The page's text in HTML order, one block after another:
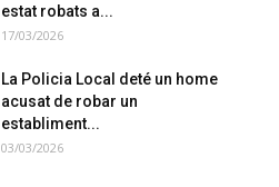
estat robats a...
17/03/2026
La Policia Local deté un home
acusat de robar un
establiment...
03/03/2026